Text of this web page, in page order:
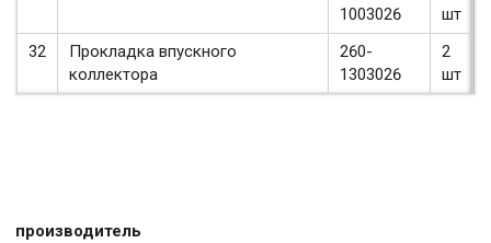
1003026
шт
32
Прокладка впускного
коллектора
260-
1303026
2
шт
производитель